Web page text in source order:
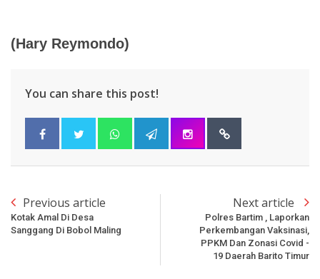
(Hary Reymondo)
You can share this post!
Previous article
Kotak Amal Di Desa
Sanggang Di Bobol Maling
Next article
Polres Bartim , Laporkan
Perkembangan Vaksinasi,
PPKM Dan Zonasi Covid -
19 Daerah Barito Timur